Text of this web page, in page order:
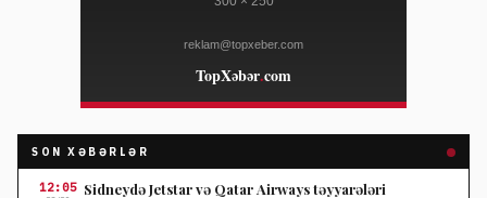
SON XƏBƏRLƏR
12:05 Sidneydə Jetstar və Qatar Airways təyyarələri